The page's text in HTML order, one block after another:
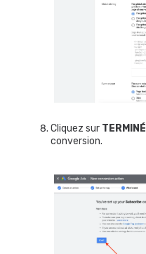
Cliquez sur TERMINÉ
conversion.